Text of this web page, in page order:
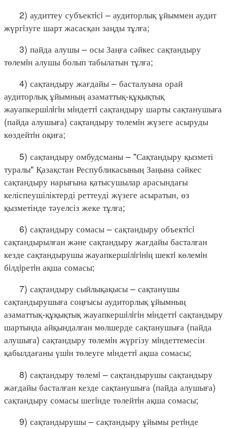
2) аудиттеу субъектiсi – аудиторлық ұйыммен аудит
жүргiзуге шарт жасасқан заңды тұлға;
3) пайда алушы – осы Заңға сәйкес сақтандыру
төлемiн алушы болып табылатын тұлға;
4) сақтандыру жағдайы – басталуына орай
аудиторлық ұйымның азаматтық-құқықтық
жауапкершiлiгiн мiндеттi сақтандыру шарты сақтанушыға
(пайда алушыға) сақтандыру төлемiн жүзеге асыруды
көздейтiн оқиға;
5) сақтандыру омбудсманы – "Сақтандыру қызметі
туралы" Қазақстан Республикасының Заңына сәйкес
сақтандыру нарығына қатысушылар арасындағы
келіспеушіліктерді реттеуді жүзеге асыратын, өз
қызметінде тәуелсіз жеке тұлға;
6) сақтандыру сомасы – сақтандыру объектiсi
сақтандырылған және сақтандыру жағдайы басталған
кезде сақтандырушы жауапкершiлiгiнiң шектi көлемiн
бiлдiретiн ақша сомасы;
7) сақтандыру сыйлықақысы – сақтанушы
сақтандырушыға соңғысы аудиторлық ұйымның
азаматтық-құқықтық жауапкершiлiгiн мiндеттi сақтандыру
шартында айқындалған мөлшерде сақтанушыға (пайда
алушыға) сақтандыру төлемiн жүргізу мiндеттемесін
қабылдағаны үшiн төлеуге мiндеттi ақша сомасы;
8) сақтандыру төлемi – сақтандырушы сақтандыру
жағдайы басталған кезде сақтанушыға (пайда алушыға)
сақтандыру сомасы шегiнде төлейтiн ақша сомасы;
9) сақтандырушы – сақтандыру ұйымы ретiнде